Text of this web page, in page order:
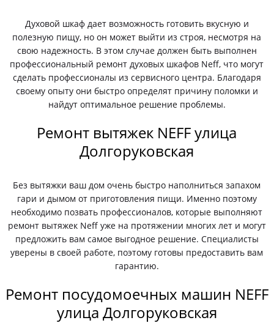
Духовой шкаф дает возможность готовить вкусную и
полезную пищу, но он может выйти из строя, несмотря на
свою надежность. В этом случае должен быть выполнен
профессиональный ремонт духовых шкафов Neff, что могут
сделать профессионалы из сервисного центра. Благодаря
своему опыту они быстро определят причину поломки и
найдут оптимальное решение проблемы.
Ремонт вытяжек NEFF улица
Долгоруковская
Без вытяжки ваш дом очень быстро наполниться запахом
гари и дымом от приготовления пищи. Именно поэтому
необходимо позвать профессионалов, которые выполняют
ремонт вытяжек Neff уже на протяжении многих лет и могут
предложить вам самое выгодное решение. Специалисты
уверены в своей работе, поэтому готовы предоставить вам
гарантию.
Ремонт посудомоечных машин NEFF
улица Долгоруковская